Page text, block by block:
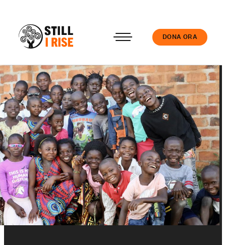
Accedi
Chi siamo
Il nostro lavoro
Le nostre Scuole
DONA ORA